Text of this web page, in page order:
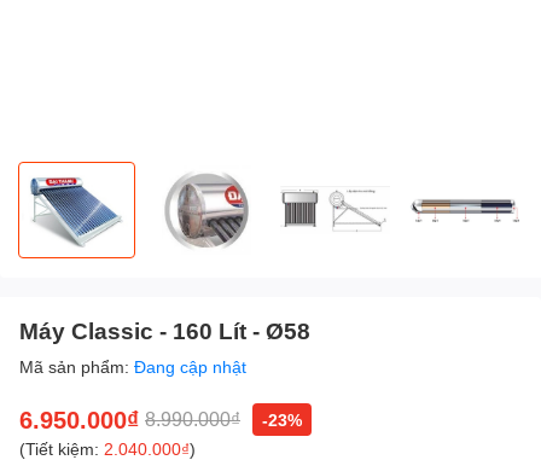
Máy Classic - 160 Lít - Ø58
Mã sản phẩm: Đang cập nhật
6.950.000₫ 8.990.000₫
-23%
(Tiết kiệm: 2.040.000₫)